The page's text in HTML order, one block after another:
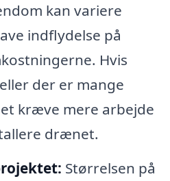
kan variere
indflydelse på
Hvis
der er mange
kræve mere arbejde
drænet.
Størrelsen på